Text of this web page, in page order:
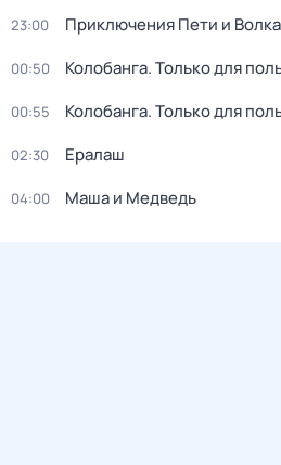
23:00 Приключения Пети и Волка
00:50 Колобанга. Только для
00:55 Колобанга. Только для
02:30 Ералаш
04:00 Маша и Медведь